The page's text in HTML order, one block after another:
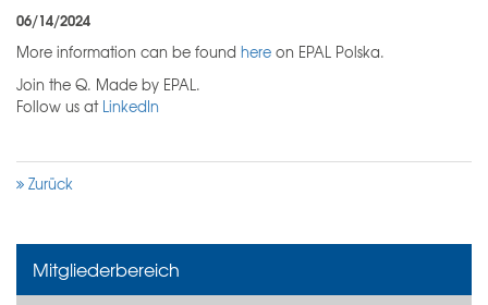
06/14/2024
More information can be found here on EPAL Polska.
Join the Q. Made by EPAL.
Follow us at LinkedIn
Zurück
Mitgliederbereich